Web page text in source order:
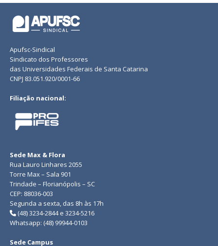
Apufsc-Sindical
Sindicato dos Professores
das Universidades Federais de Santa Catarina
CNPJ 83.051.920/0001-66
Filiação nacional:
Sede Max & Flora
Rua Lauro Linhares 2055
Torre Max – Sala 901
Trindade – Florianópolis – SC
CEP: 88036-003
Segunda a sexta, das 8h às 17h
(48) 3234-2844 e 3234-5216
Whatsapp: (48) 99944-0103
Sede Campus